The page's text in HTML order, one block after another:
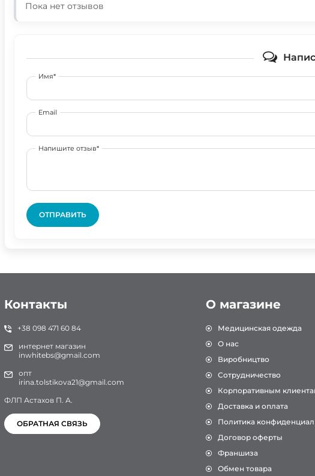
Пока нет отзывов
Имя*
Email
Напишите отзыв*
ОТПРАВИТЬ
Контакты
+38 098 471 60 84
интернет магазин
inwhitebs@gmail.com
опт
irina.tolstikova21@gmail.com
ФЛП Астахов П. А.
ОБРАТНАЯ СВЯЗЬ
О магазине
Медицинская одежда
О нас
Виробництво
Сотрудничество
Корпоративным
Доставка и оплата
Политика
Договор оферты
Франшиза
Обмен товара